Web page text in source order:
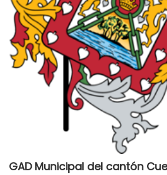
GAD Municipal del cantón